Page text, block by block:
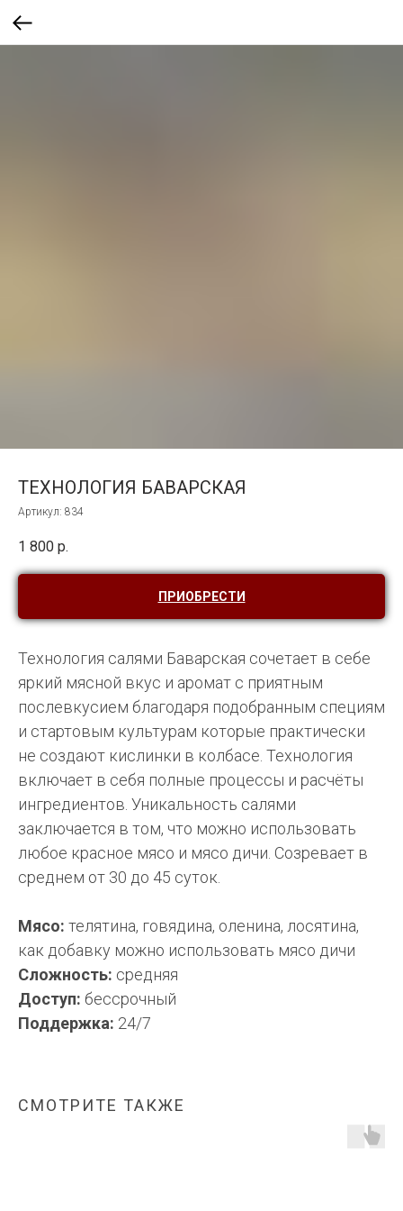
ТЕХНОЛОГИЯ БАВАРСКАЯ
Артикул: 834
1 800 р.
ПРИОБРЕСТИ
Технология салями Баварская сочетает в себе
яркий мясной вкус и аромат с приятным
послевкусием благодаря подобранным специям
и стартовым культурам которые практически
не создают кислинки в колбасе. Технология
включает в себя полные процессы и расчёты
ингредиентов. Уникальность салями
заключается в том, что можно использовать
любое красное мясо и мясо дичи. Созревает в
среднем от 30 до 45 суток.
Мясо: телятина, говядина, оленина, лосятина,
как добавку можно использовать мясо дичи
Сложность: средняя
Доступ: бессрочный
Поддержка: 24/7
СМОТРИТЕ ТАКЖЕ